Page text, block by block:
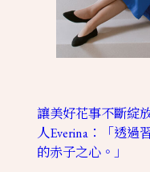
讓美好花事不斷綻
人Everina：「透過
的赤子之心。」